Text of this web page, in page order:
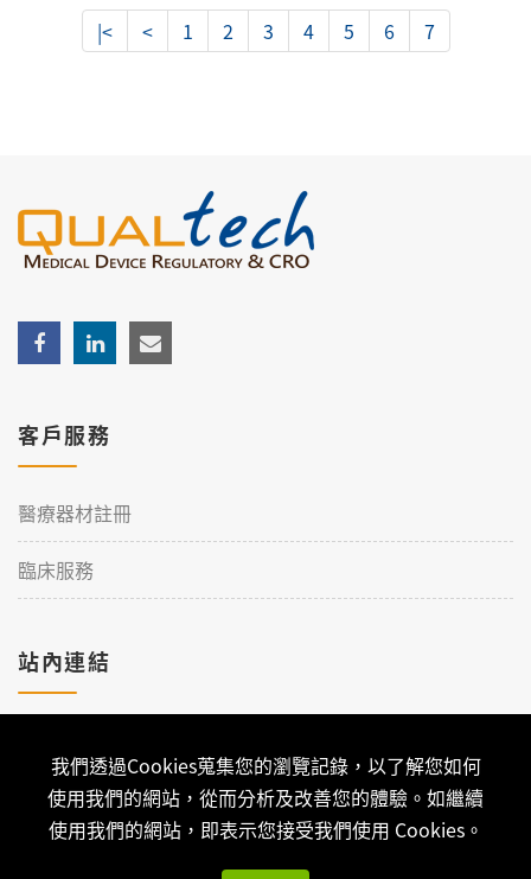
|< < 1 2 3 4 5 6 7
我們透過Cookies蒐集您的瀏覽記錄，以了解您如何
使用我們的網站，從而分析及改善您的體驗。如繼續
使用我們的網站，即表示您接受我們使用 Cookies。
客戶服務
醫療器材註冊
臨床服務
站內連結
聯絡我們